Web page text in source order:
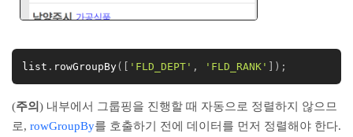
list . rowGroupBy( [ 'FLD_DEPT' , 'FLD_RANK' ] ) ;
(주의) 내부에서 그룹핑을 진행할 때 자동으로 정렬하지 않으므
로, rowGroupBy를 호출하기 전에 데이터를 먼저 정렬해야 한다.